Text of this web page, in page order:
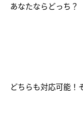
あなたならどっち？
どちらも対応可能！